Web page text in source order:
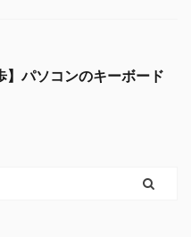
】パソコンのキーボード